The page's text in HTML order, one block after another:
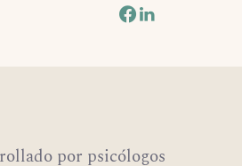
por psicólogos